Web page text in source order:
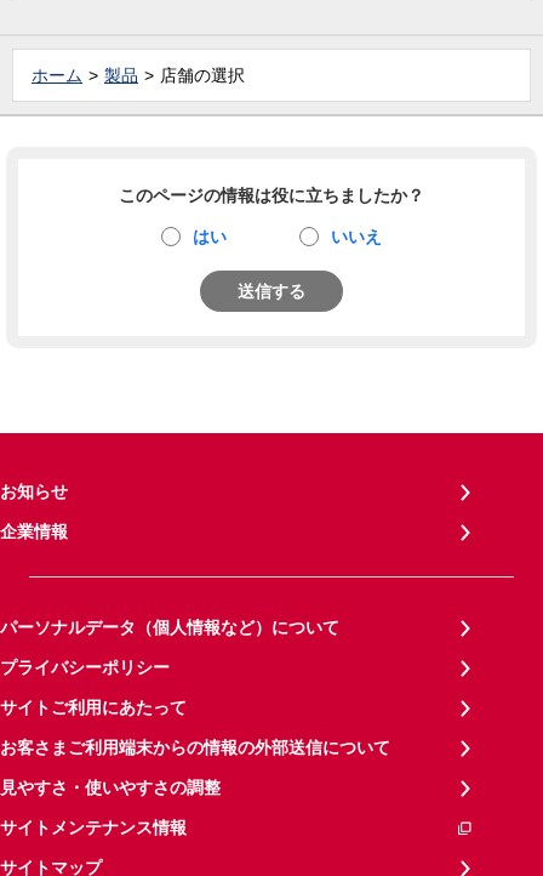
ホーム 製品 店舗の選択
このページの情報は役に立ちましたか？
はい いいえ
送信する
お知らせ
企業情報
パーソナルデータ（個人情報など）について
プライバシーポリシー
サイトご利用にあたって
お客さまご利用端末からの情報の外部送信について
見やすさ・使いやすさの調整
サイトメンテナンス情報
サイトマップ